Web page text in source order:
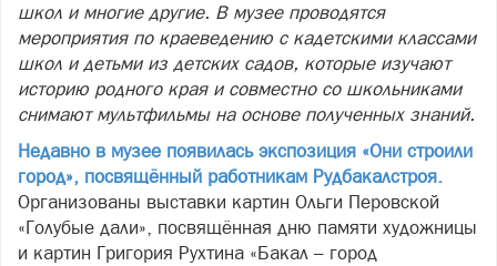
школ и многие другие. В музее проводятся
мероприятия по краеведению с кадетскими классами
школ и детьми из детских садов, которые изучают
историю родного края и совместно со школьниками
снимают мультфильмы на основе полученных знаний.
Недавно в музее появилась экспозиция «Они строили
город», посвящённый работникам Рудбакалстроя.
Организованы выставки картин Ольги Перовской
«Голубые дали», посвящённая дню памяти художницы
и картин Григория Рухтина «Бакал – город